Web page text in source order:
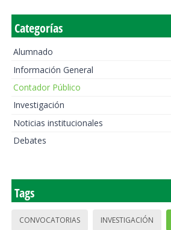
Categorías
Alumnado
Información General
Contador Público
Investigación
Noticias institucionales
Debates
Tags
CONVOCATORIAS INVESTIGACIÓN